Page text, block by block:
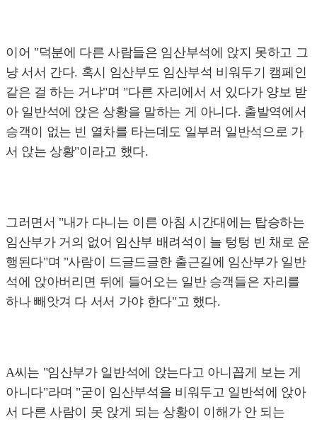
이어 "덕분에 다른 사람들은 임산부석에 앉지 못하고 그
냥 서서 간다. 혹시 임산부도 임산부석 비워두기 캠페인
같은 걸 하는 거냐"며 "다른 자리에서 서 있다가 양보 받
아 일반석에 앉은 상황을 말하는 게 아니다. 출발역에서
승객이 없는 빈 열차를 타는데도 일부러 일반석으로 가
서 앉는 상황"이라고 했다.
그러면서 "내가 다니는 이른 아침 시간대에는 탑승하는
임산부가 거의 없어 임산부 배려석이 늘 텅텅 빈 채로 운
행된다"며 "사람이 드글드글한 출근길에 임산부가 일반
석에 앉아버리면 뒤에 들어오는 일반 승객들은 자리를
하나 빼앗겨 다 서서 가야 한다"고 했다.
A씨는 "임산부가 일반석에 앉는다고 아니꼽게 보는 게
아니다"라며 "굳이 임산부석을 비워두고 일반석에 앉아
서 다른 사람이 못 앉게 되는 상황이 이해가 안 되는